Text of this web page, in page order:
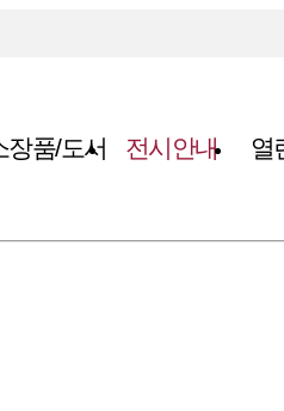
장품/도서 전시안내 열